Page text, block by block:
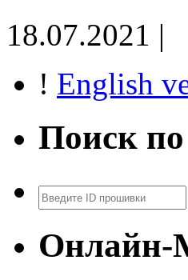
18.07.2021 |
! English
Поиск
Поиск
Онлайн-